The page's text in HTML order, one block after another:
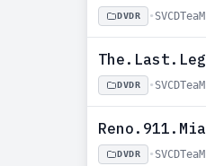
DVDR • SVCDTeaM
DVDR • SVCDTeaM
DVDR • SVCDTeaM